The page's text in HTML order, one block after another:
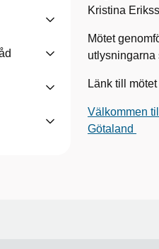
Kristina
Mötet
utlysningarna
Länk till
Välkommen
Götaland